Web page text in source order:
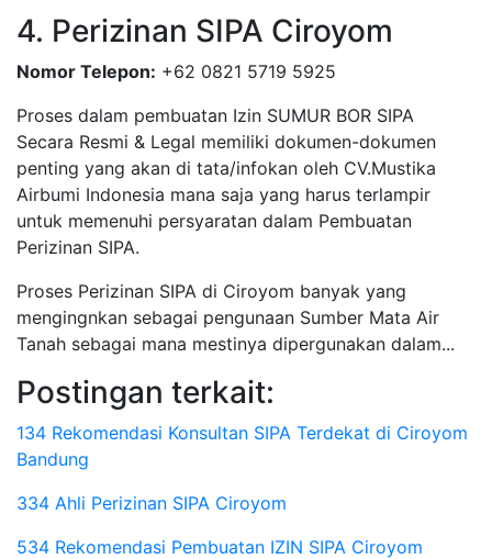
4. Perizinan SIPA Ciroyom
Nomor Telepon: +62 0821 5719 5925
Proses dalam pembuatan Izin SUMUR BOR SIPA
Secara Resmi & Legal memiliki dokumen-dokumen
penting yang akan di tata/infokan oleh CV.Mustika
Airbumi Indonesia mana saja yang harus terlampir
untuk memenuhi persyaratan dalam Pembuatan
Perizinan SIPA.
Proses Perizinan SIPA di Ciroyom banyak yang
mengingnkan sebagai pengunaan Sumber Mata Air
Tanah sebagai mana mestinya dipergunakan dalam...
Postingan terkait:
134 Rekomendasi Konsultan SIPA Terdekat di Ciroyom
Bandung
334 Ahli Perizinan SIPA Ciroyom
534 Rekomendasi Pembuatan IZIN SIPA Ciroyom